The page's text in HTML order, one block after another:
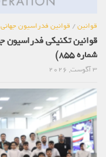
قوانین/ قوانین فدراسیون جهانی
شماره 855)
3 آگوست, 2026